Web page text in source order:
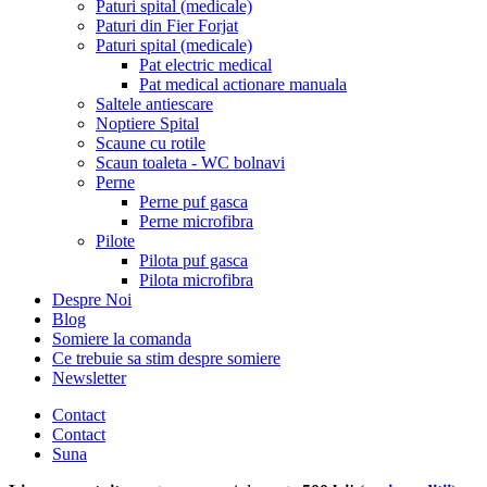
Paturi spital (medicale)
Paturi din Fier Forjat
Paturi spital (medicale)
Pat electric medical
Pat medical actionare manuala
Saltele antiescare
Noptiere Spital
Scaune cu rotile
Scaun toaleta - WC bolnavi
Perne
Perne puf gasca
Perne microfibra
Pilote
Pilota puf gasca
Pilota microfibra
Despre Noi
Blog
Somiere la comanda
Ce trebuie sa stim despre somiere
Newsletter
Contact
Contact
Suna